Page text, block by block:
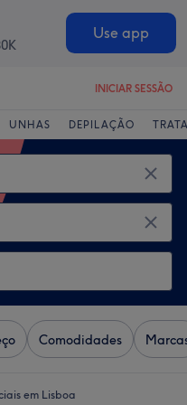
Use app
INICIAR SESSÃO
UNHAS DEPILAÇÃO
Comodidades
em Lisboa